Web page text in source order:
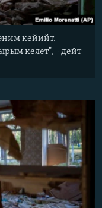
кейийт.
келет", - дейт